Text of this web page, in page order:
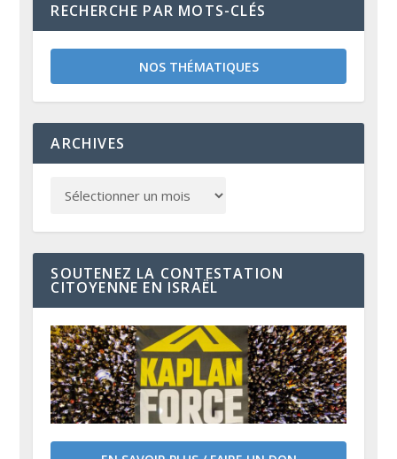
RECHERCHE PAR MOTS-CLÉS
NOS THÉMATIQUES
ARCHIVES
SOUTENEZ LA CONTESTATION
CITOYENNE EN ISRAËL